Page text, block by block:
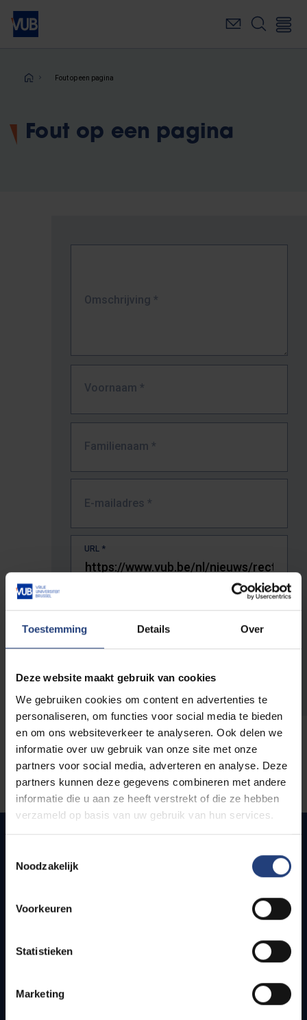
Toestemming Details Over
Deze website maakt gebruik van cookies
We gebruiken cookies om content en advertenties te
personaliseren, om functies voor social media te bieden
en om ons websiteverkeer te analyseren. Ook delen we
informatie over uw gebruik van onze site met onze
partners voor social media, adverteren en analyse. Deze
partners kunnen deze gegevens combineren met andere
informatie die u aan ze heeft verstrekt of die ze hebben
verzameld op basis van uw gebruik van hun services.
Noodzakelijk
Voorkeuren
Statistieken
Marketing
Overslaan
naar
inhoudKruimelpad
Fout op een pagina
Fout op een pagina
Omschrijving *
Voornaam *
Familienaam *
E-mailadres *
URL *
De volledige URL van de pagina waar je de fout zag.
Snel naar
Bereikbaarheid